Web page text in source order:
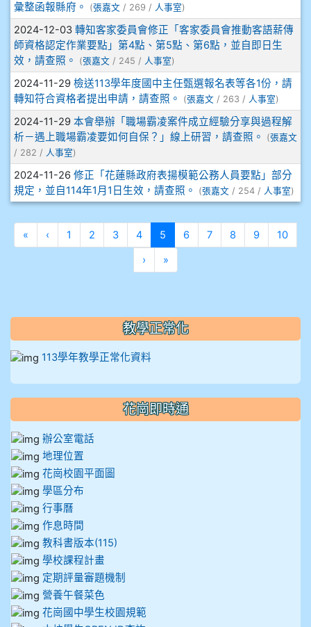
910溫婕伶
911王祉傑
911張 婷
912彭子宸
914王苡澄
彙整函報縣府。
(張嘉文 / 269 / 人事室)
2024-12-03 轉知客家委員會修正「客家委員會推動客語薪傳
師資格認定作業要點」第4點、第5點、第6點，並自即日生
效，請查照。
(張嘉文 / 245 / 人事室)
2024-11-29 檢送113學年度國中主任甄選報名表等各1份，請
轉知符合資格者提出申請，請查照。
(張嘉文 / 263 / 人事室)
2024-11-29 本會舉辦「職場霸凌案件成立經驗分享與過程解
析－遇上職場霸凌要如何自保？」線上研習，請查照。
(張嘉文
/ 282 / 人事室)
2024-11-26 修正「花蓮縣政府表揚模範公務人員要點」部分
規定，並自114年1月1日生效，請查照。
(張嘉文 / 254 / 人事室)
« 第一頁
‹ 上一頁
1 2 3 4 5 (目前頁次)
6 7 8 9
10
›下一頁
»最後頁
教學正常化
113學年教學正常化資料
花崗即時通
辦公室電話
地理位置
花崗校園平面圖
學區分布
行事曆
作息時間
教科書版本(115)
學校課程計畫
定期評量審題機制
營養午餐菜色
花崗國中學生校園規範